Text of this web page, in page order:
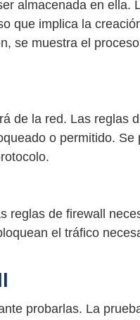
almacenada en ella.
que implica la
se muestra el
de la red. Las reglas
o permitido. Se
reglas de firewall
el tráfico
probarlas. La